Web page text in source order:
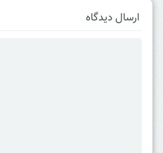
ارسال دیدگاه